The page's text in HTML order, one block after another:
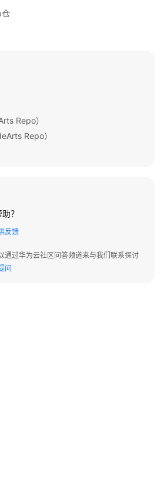
仓
Repo）
Repo）
？
反馈
通过华为云社区问答频道来与我们联系探讨
问